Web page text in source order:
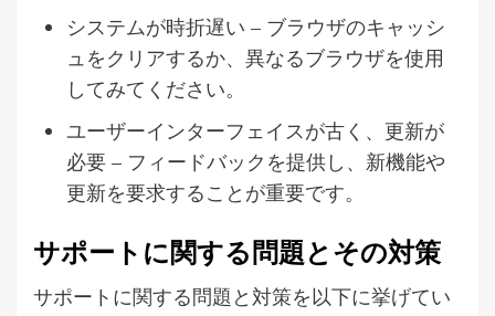
システムが時折遅い – ブラウザのキャッシ
ュをクリアするか、異なるブラウザを使用
してみてください。
ユーザーインターフェイスが古く、更新が
必要 – フィードバックを提供し、新機能や
更新を要求することが重要です。
サポートに関する問題とその対策
サポートに関する問題と対策を以下に挙げてい